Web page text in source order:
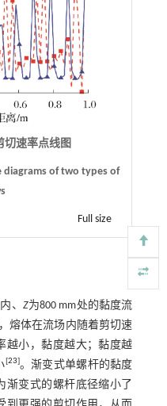
切速率点线图
diagrams of two types of
Full size
、 Z为800 mm处的黏度流
熔体在流场内随着剪切速
越小，黏度越大；黏度越
[23]。渐变式单螺杆的黏度
渐变式的螺杆底径缩小了